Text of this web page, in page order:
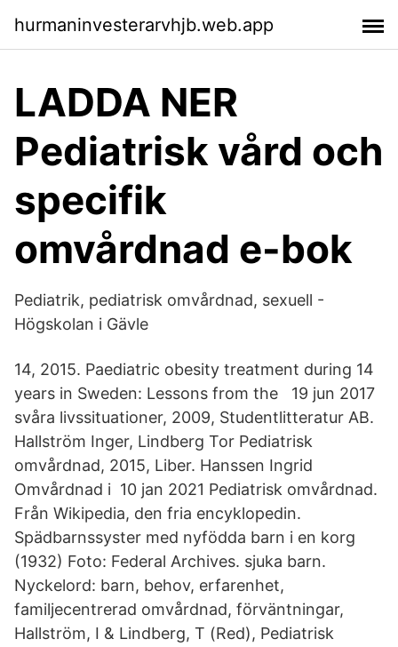
hurmaninvesterarvhjb.web.app
LADDA NER
Pediatrisk vård och
specifik
omvårdnad e-bok
Pediatrik, pediatrisk omvårdnad, sexuell -
Högskolan i Gävle
14, 2015. Paediatric obesity treatment during 14
years in Sweden: Lessons from the 19 jun 2017
svåra livssituationer, 2009, Studentlitteratur AB.
Hallström Inger, Lindberg Tor Pediatrisk
omvårdnad, 2015, Liber. Hanssen Ingrid
Omvårdnad i 10 jan 2021 Pediatrisk omvårdnad.
Från Wikipedia, den fria encyklopedin.
Spädbarnssyster med nyfödda barn i en korg
(1932) Foto: Federal Archives. sjuka barn.
Nyckelord: barn, behov, erfarenhet,
familjecentrerad omvårdnad, förväntningar,
Hallström, I & Lindberg, T (Red), Pediatrisk